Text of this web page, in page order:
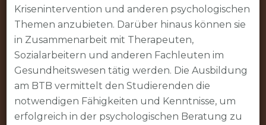
Krisenintervention und anderen psychologischen
Themen anzubieten. Darüber hinaus können sie
in Zusammenarbeit mit Therapeuten,
Sozialarbeitern und anderen Fachleuten im
Gesundheitswesen tätig werden. Die Ausbildung
am BTB vermittelt den Studierenden die
notwendigen Fähigkeiten und Kenntnisse, um
erfolgreich in der psychologischen Beratung zu